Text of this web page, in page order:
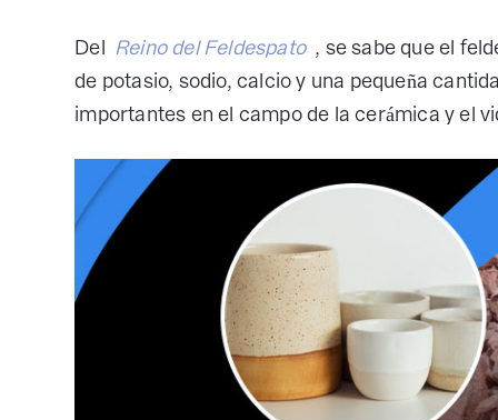
Del Reino del Feldespato , se sabe que el
de potasio, sodio, calcio y una pequeña
importantes en el campo de la cerámica y el